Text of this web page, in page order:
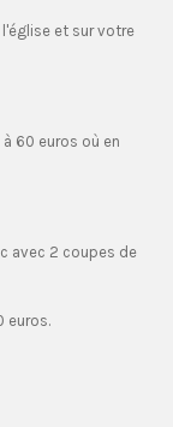
l'église et sur votre
60 euros où en
avec 2 coupes de
euros.